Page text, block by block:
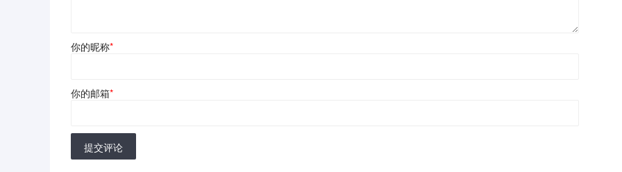
你的昵称*
你的邮箱*
提交评论